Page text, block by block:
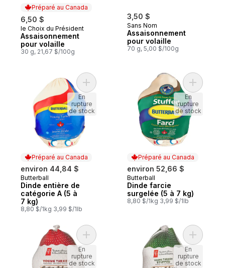
Préparé au Canada
6,50 $
Préparé au Canada
le Choix du Président
Assaisonnement
pour volaille
30 g, 21,67 $/100g
3,50 $
Sans Nom
Assaisonnement
pour volaille
70 g, 5,00 $/100g
Préparé au Canada
environ 44,84 $
Préparé au Canada
Butterball
Dinde entière de
catégorie A (5 à
7 kg)
8,80 $/1kg 3,99 $/1lb
Ajouter Dinde entière de catégorie A (5
En
rupture
de stock
Préparé au Canada
environ 52,66 $
Préparé au Canada
Butterball
Dinde farcie
surgelée (5 à 7 kg)
8,80 $/1kg 3,99 $/1lb
Ajouter
En
rupture
de stock
Ajouter Jeune dindon frais infusé au
En
rupture
de stock
Ajouter
En
rupture
de stock